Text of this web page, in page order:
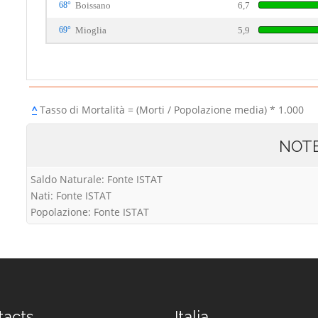
68° Boissano 6,7
69° Mioglia 5,9
^Tasso di Mortalità = (Morti / Popolazione media) * 1.000
Saldo Naturale: Fonte ISTAT
Nati: Fonte ISTAT
Popolazione: Fonte ISTAT